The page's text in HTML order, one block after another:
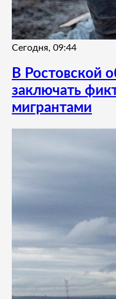
Сегодня, 09:44
В Ростовской
заключать
мигрантами